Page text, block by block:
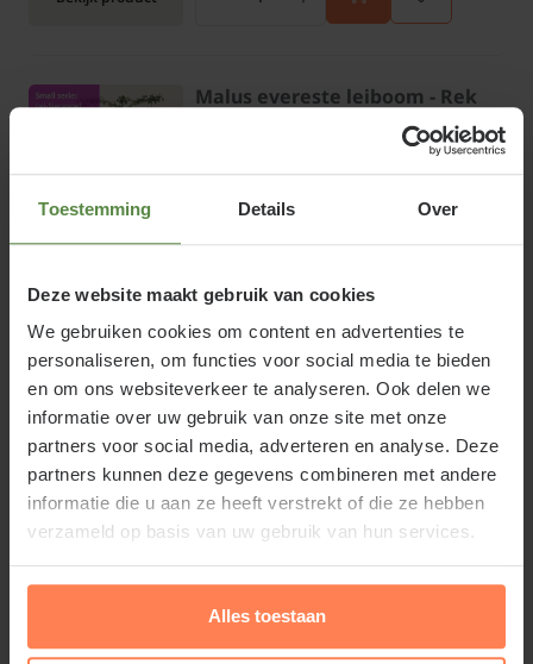
Toestemming Details Over
Deze website maakt gebruik van cookies
We gebruiken cookies om content en advertenties te
personaliseren, om functies voor social media te bieden
en om ons websiteverkeer te analyseren. Ook delen we
informatie over uw gebruik van onze site met onze
partners voor social media, adverteren en analyse. Deze
partners kunnen deze gegevens combineren met andere
informatie die u aan ze heeft verstrekt of die ze hebben
verzameld op basis van uw gebruik van hun services.
Alles toestaan
Bekijk product
Malus evereste leiboom - Rek
Mei
€89,95
Olijfwilg leiboom - Rek 120x90
cm
Online op voorraad
Bloeitijd:
Groenblijvend: